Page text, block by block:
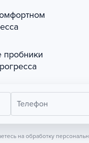
Телефон
на обработку